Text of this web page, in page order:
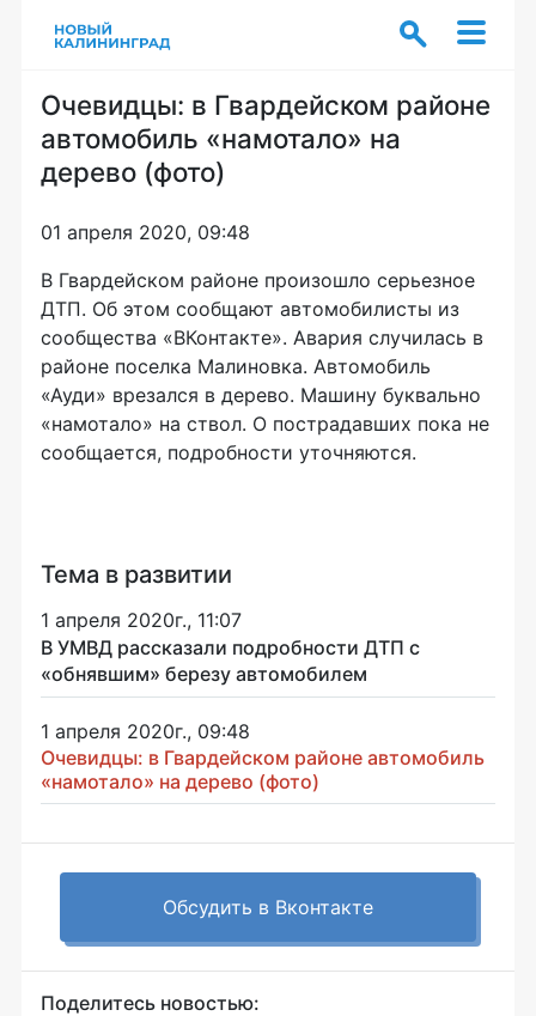
Очевидцы: в Гвардейском районе
автомобиль «намотало» на
дерево (фото)
01 апреля 2020, 09:48
В Гвардейском районе произошло серьезное
ДТП. Об этом сообщают автомобилисты из
сообщества «ВКонтакте». Авария случилась в
районе поселка Малиновка. Автомобиль
«Ауди» врезался в дерево. Машину буквально
«намотало» на ствол. О пострадавших пока не
сообщается, подробности уточняются.
Тема в развитии
1 апреля 2020г., 11:07
В УМВД рассказали подробности ДТП с
«обнявшим» березу автомобилем
1 апреля 2020г., 09:48
Очевидцы: в Гвардейском районе автомобиль
«намотало» на дерево (фото)
Обсудить в Вконтакте
Поделитесь новостью: